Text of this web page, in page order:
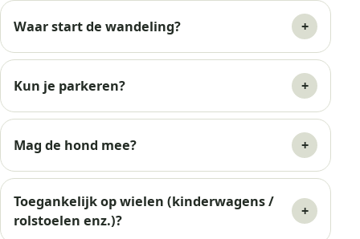
Waar start de wandeling?
Kun je parkeren?
Mag de hond mee?
Toegankelijk op wielen (kinderwagens /
rolstoelen enz.)?